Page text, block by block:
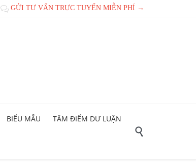
 GỬI TƯ VẤN TRỰC TUYẾN MIỄN PHÍ →
BIỂU MẪU TÂM ĐIỂM DƯ LUẬN
